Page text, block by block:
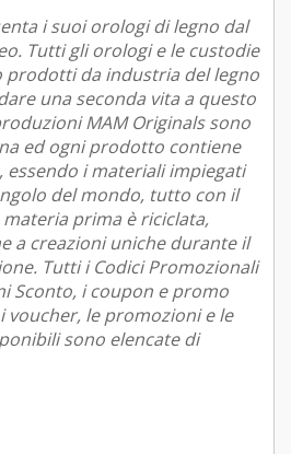
i suoi orologi di legno dal
Tutti gli orologi e le custodie
prodotti da industria del legno
una seconda vita a questo
MAM Originals sono
ed ogni prodotto contiene
essendo i materiali impiegati
del mondo, tutto con il
materia prima è riciclata,
a creazioni uniche durante il
Tutti i Codici Promozionali
Sconto, i coupon e promo
voucher, le promozioni e le
sono elencate di